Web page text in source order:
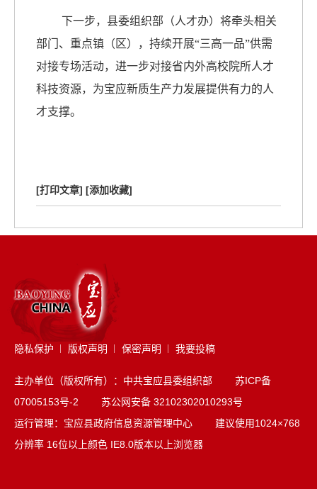
下一步，县委组织部（人才办）将牵头相关
部门、重点镇（区），持续开展“三高一品”供需
对接专场活动，进一步对接省内外高校院所人才
科技资源，为宝应新质生产力发展提供有力的人
才支撑。
[打印文章] [添加收藏]
隐私保护 版权声明 保密声明 我要投稿
主办单位（版权所有）：中共宝应县委组织部 苏ICP备
07005153号-2
苏公网安备 32102302010293号
运行管理：宝应县政府信息资源管理中心 建议使用1024×768
分辨率 16位以上颜色 IE8.0版本以上浏览器